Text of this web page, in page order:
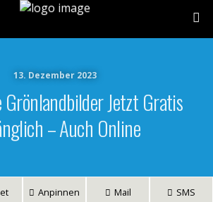
13. Dezember 2023
Jetzt Gratis
– Auch Online
Anpinnen Mail SMS